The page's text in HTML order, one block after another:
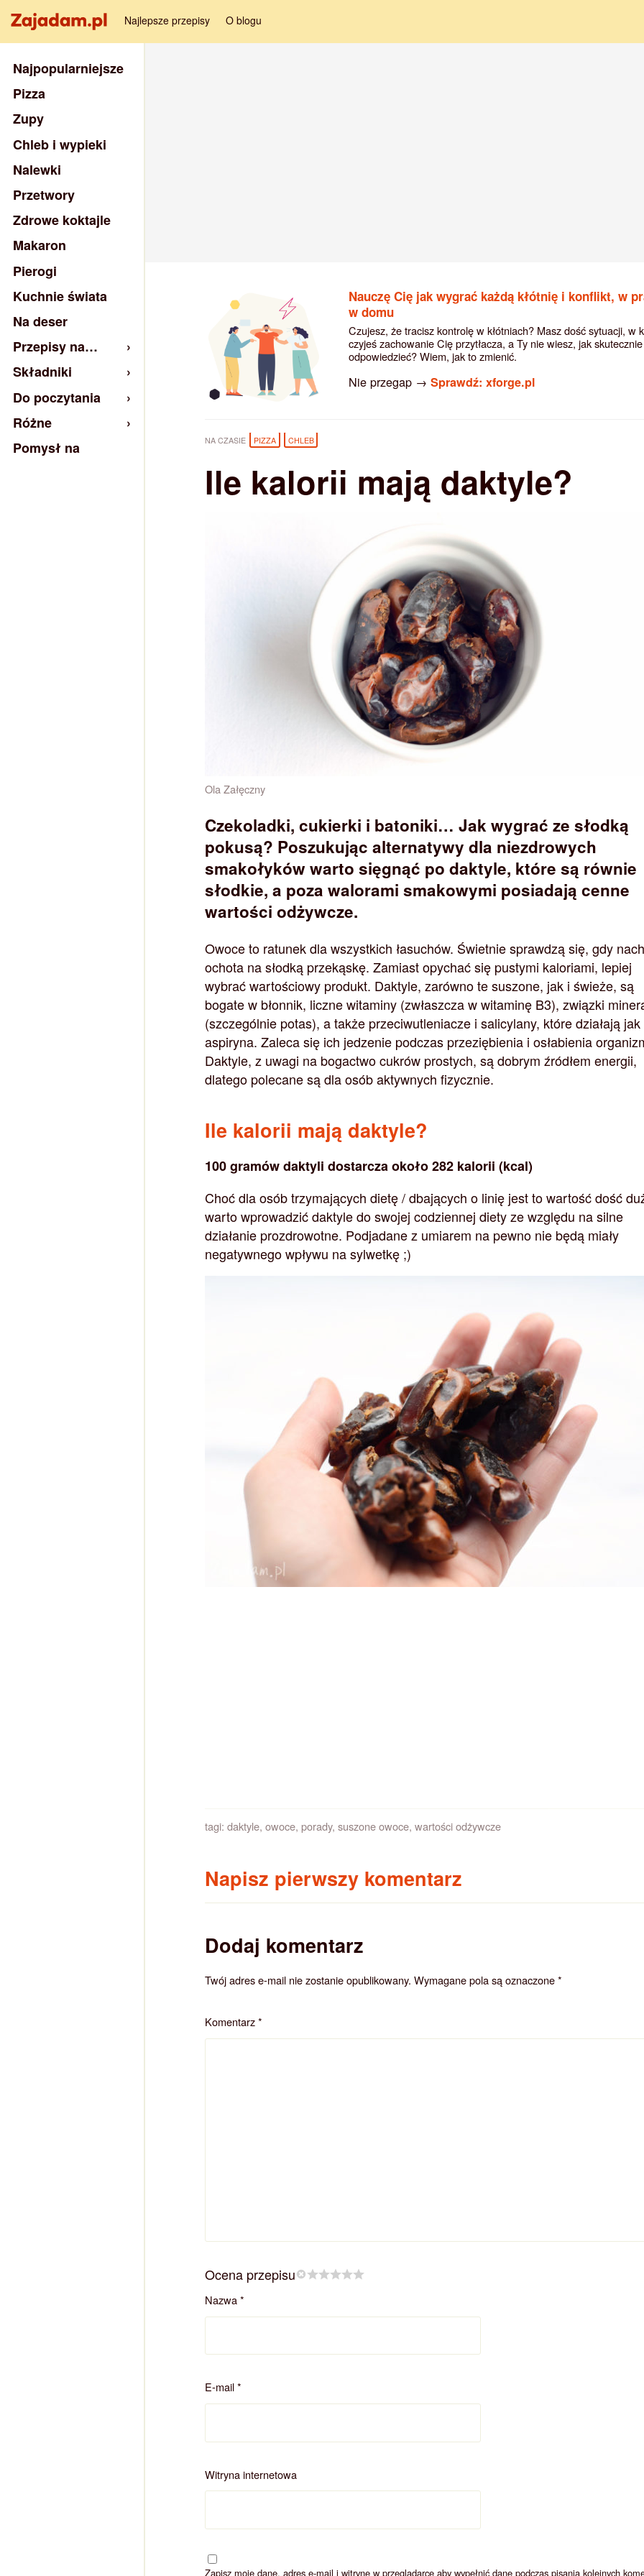
Najlepsze przepisy O blogu
Nauczę Cię jak wygrać każdą kłótnię i konflikt, w
w domu
Czujesz, że tracisz kontrolę w kłótniach? Masz dość sytuacji, w
czyjeś zachowanie Cię przytłacza, a Ty nie wiesz, jak skutecznie
odpowiedzieć? Wiem, jak to zmienić.
Nie przegap → Sprawdź: xforge.pl
NA CZASIE PIZZA CHLEB
Ile kalorii mają daktyle?
Ola Załęczny
Czekoladki, cukierki i batoniki… Jak wygrać ze słodką
pokusą? Poszukując alternatywy dla niezdrowych
smakołyków warto sięgnąć po daktyle, które są równie
słodkie, a poza walorami smakowymi posiadają cenne
wartości odżywcze.
Owoce to ratunek dla wszystkich łasuchów. Świetnie sprawdzą się, gdy
ochota na słodką przekąskę. Zamiast opychać się pustymi kaloriami, lepiej
wybrać wartościowy produkt. Daktyle, zarówno te suszone, jak i świeże, są
bogate w błonnik, liczne witaminy (zwłaszcza w witaminę B3), związki
(szczególnie potas), a także przeciwutleniacze i salicylany, które działają jak
aspiryna. Zaleca się ich jedzenie podczas przeziębienia i osłabienia
Daktyle, z uwagi na bogactwo cukrów prostych, są dobrym źródłem energii,
dlatego polecane są dla osób aktywnych fizycznie.
Ile kalorii mają daktyle?
100 gramów daktyli dostarcza około 282 kalorii (kcal)
Choć dla osób trzymających dietę / dbających o linię jest to wartość dość
warto wprowadzić daktyle do swojej codziennej diety ze względu na silne
działanie prozdrowotne. Podjadane z umiarem na pewno nie będą miały
negatywnego wpływu na sylwetkę ;)
tagi: daktyle, owoce, porady, suszone owoce, wartości odżywcze
Napisz pierwszy komentarz
Dodaj komentarz
Twój adres e-mail nie zostanie opublikowany. Wymagane pola są oznaczone*
Komentarz*
Ocena przepisu
Nazwa*
E-mail*
Witryna internetowa
Zapisz moje dane, adres e-mail i witrynę w przeglądarce aby wypełnić dane podczas pisania kolejnych
Najpopularniejsze
Pizza
Zupy
Chleb i wypieki
Nalewki
Przetwory
Zdrowe koktajle
Makaron
Pierogi
Kuchnie świata
Na deser
Przepisy na…
Składniki
Do poczytania
Różne
Pomysł na